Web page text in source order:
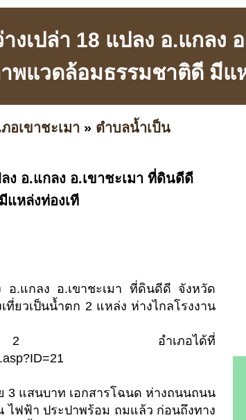
เปล่า 18 แปลง อ.แกลง
พแวดล้อมธรรมชาติดี มีแ
ภอเขาชะเมา » ตำบลน้ำเป็น
ง อ.แกลง อ.เขาชะเมา ที่ดินดีดี
แหล่งท่องเที
อ.แกลง อ.เขาชะเมา ที่ดินดีดี จังหวัด
ยวเป็นน้ำตก 2 แหล่ง ห่างไกลโรงงาน
ง 2 อำเภอได้ที่
3 แสนบาท เอกสารโฉนด ห่างถนนถนน
ไฟฟ้า ประปาพร้อม ถมแล้ว ก่อนถึงทาง